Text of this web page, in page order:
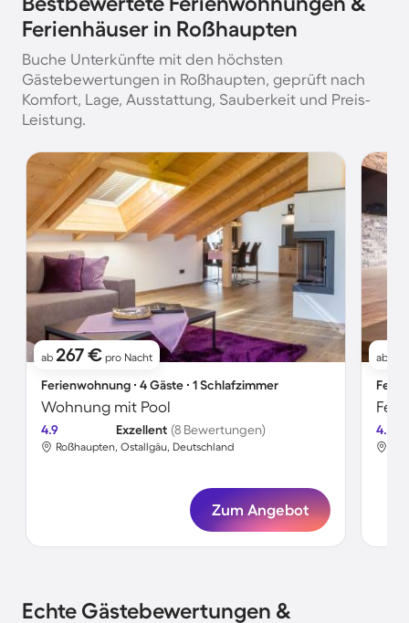
Ferienhäuser in Roßhaupten
Buche Unterkünfte mit den höchsten
Gästebewertungen in Roßhaupten, geprüft nach
Komfort, Lage, Ausstattung, Sauberkeit und Preis-
Leistung.
ab 267 € pro Nacht
Ferienwohnung ∙ 4 Gäste ∙ 1 Schlafzimmer
Wohnung mit Pool
4.9 Exzellent (8 Bewertungen)
Roßhaupten, Ostallgäu, Deutschland
Zum Angebot
ab
4.8
Echte Gästebewertungen &